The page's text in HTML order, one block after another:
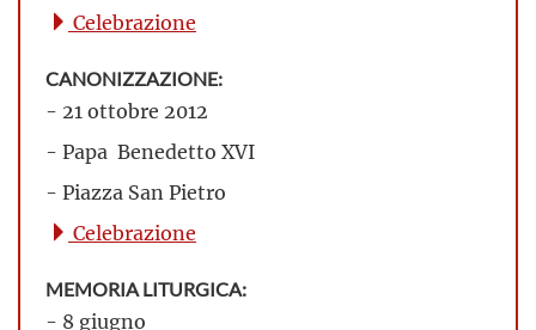
Celebrazione
CANONIZZAZIONE:
- 21 ottobre 2012
- Papa Benedetto XVI
- Piazza San Pietro
Celebrazione
MEMORIA LITURGICA:
- 8 giugno